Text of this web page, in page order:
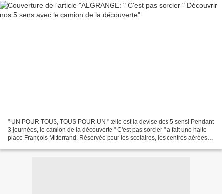
" UN POUR TOUS, TOUS POUR UN " telle est la devise des 5 sens! Pendant
3 journées, le camion de la découverte " C'est pas sorcier " a fait une halte
place François Mitterrand. Réservée pour les scolaires, les centres aérées,